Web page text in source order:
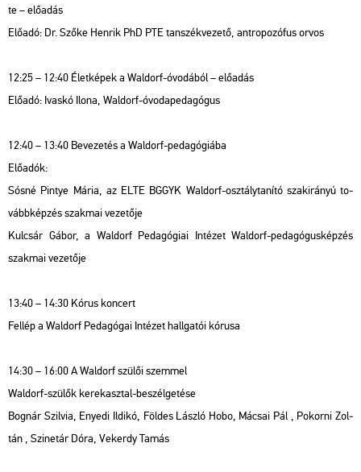
te – elő­adás
Elő­adó: Dr. Szőke Hen­rik PhD PTE tan­szék­ve­ze­tő, ant­ro­po­zó­fus orvos
12:25 – 12:40 Élet­ké­pek a Wal­dorf-óvo­dá­ból – elő­adás
Elő­adó: Ivas­kó Ilona, Wal­dorf-óvo­da­pe­da­gó­gus
12:40 – 13:40 Be­ve­ze­tés a Wal­dorf-pe­da­gó­gi­á­ba
Elő­adók:
Sósné Pin­tye Mária, az ELTE BGGYK Wal­dorf-osz­tály­ta­ní­tó szak­irá­nyú to­
vább­kép­zés szak­mai ve­ze­tő­je
Kul­csár Gábor, a Wal­dorf Pe­da­gó­gi­ai In­té­zet Wal­dorf-pe­da­gó­gus­kép­zés
szak­mai ve­ze­tő­je
13:40 – 14:30 Kórus kon­cert
Fel­lép a Wal­dorf Pe­da­gó­gai In­té­zet hall­ga­tói kó­ru­sa
14:30 – 16:00 A Wal­dorf szü­lői szem­mel
Wal­dorf-szü­lők ke­rek­asz­tal-be­szél­ge­té­se
Bog­nár Szil­via, Enye­di Il­di­kó, Föl­des Lász­ló Hobo, Má­csai Pál , Po­kor­ni Zol­
tán , Szi­ne­tár Dóra, Ve­kerdy Tamás